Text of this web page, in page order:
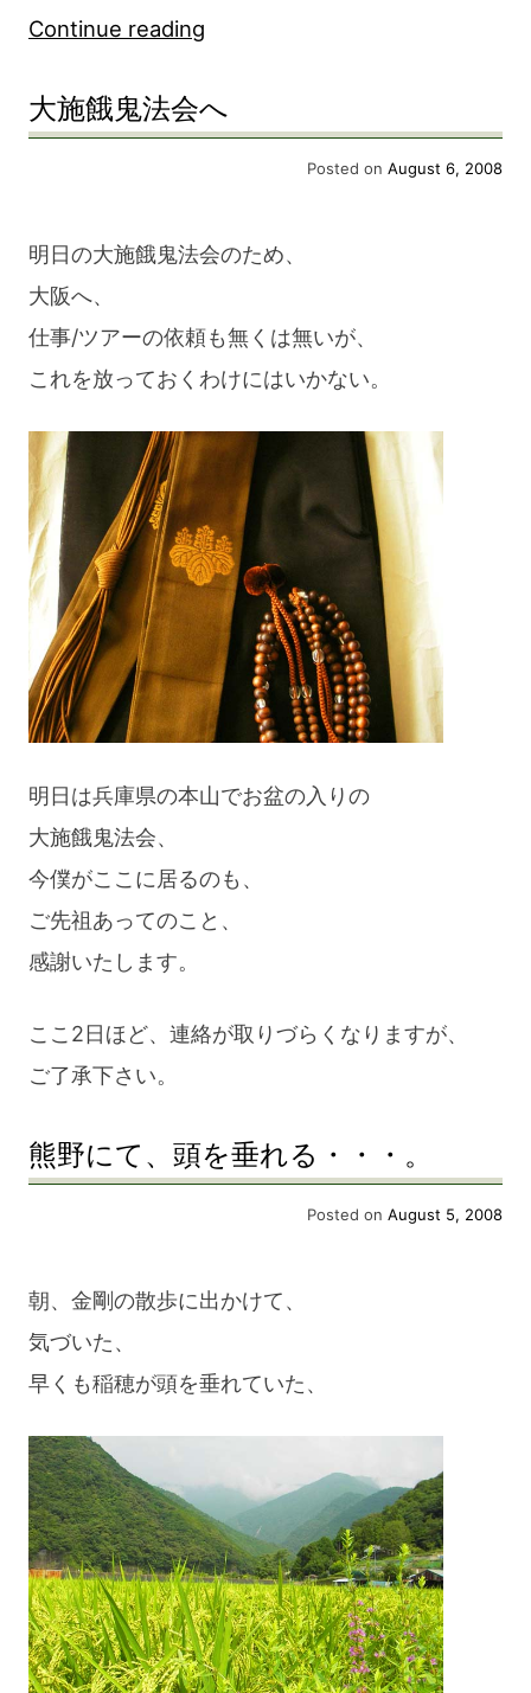
Continue reading
川
～
野
川
野
玉
大
社）
3Day
ツ
ー”
大施餓鬼法会へ
Posted on August 6, 2008
明日の大施餓鬼法会のため、
大阪へ、
仕事/ツアーの依頼も無くは無いが、
これを放っておくわけにはいかない。
明日は兵庫県の本山でお盆の入りの
大施餓鬼法会、
今僕がここに居るのも、
ご先祖あってのこと、
感謝いたします。
ここ2日ほど、連絡が取りづらくなりますが、
ご了承下さい。
熊野にて、頭を垂れる・・・。
Posted on August 5, 2008
朝、金剛の散歩に出かけて、
気づいた、
早くも稲穂が頭を垂れていた、